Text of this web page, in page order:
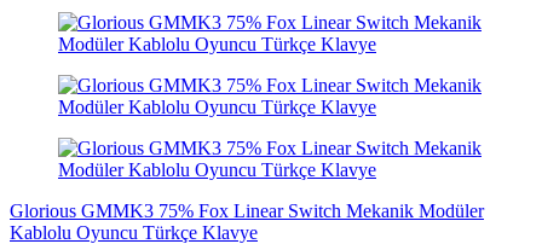
Glorious GMMK3 75% Fox Linear Switch Mekanik Modüler
Kablolu Oyuncu Türkçe Klavye